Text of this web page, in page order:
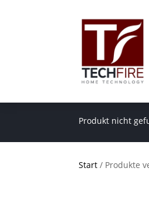
Produkt nicht
Start / Produkte